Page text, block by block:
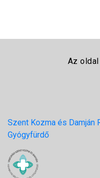
Az
Szent Kozma és Damján
Gyógyfürdő